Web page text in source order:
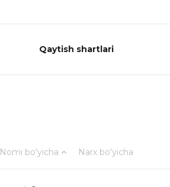
Qaytish shartlari
Nomi bo'yicha Narx bo'yicha